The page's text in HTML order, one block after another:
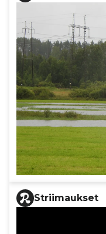
Striimaukset